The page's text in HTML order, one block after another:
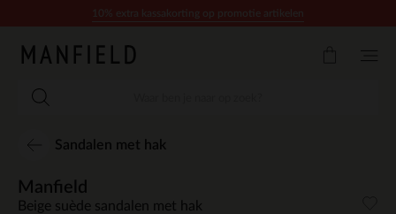
Sandalen met hak
Manfield
Beige suède sandalen met hak